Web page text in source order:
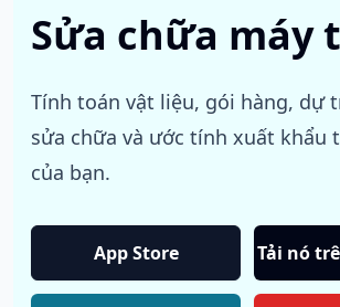
Sửa chữa máy
Tính toán vật liệu, gói hàng, dự
sửa chữa và ước tính xuất khẩu
của bạn.
App Store Tải nó